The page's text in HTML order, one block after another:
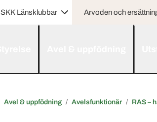
SKK Länsklubbar Arvoden och
Avel & uppfödning Avelsfunktionär RAS –